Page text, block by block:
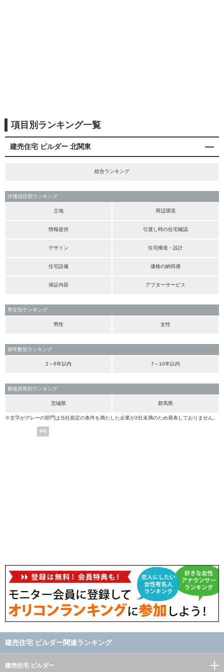
項目別ランキング一覧
建売住宅 ビルダー 北関東
総合ランキング
評価項目別ランキング
立地 周辺環境
情報提供 引渡し時の住宅確認
デザイン 住宅構造・設計
住宅設備 価格の納得感
保証内容 アフターサービス
男女別ランキング
男性 女性
築年数別ランキング
2～6年以内 7～10年以内
都道府県別ランキング
茨城県 群馬県
※文字がグレーの部門は当社規定の条件を満たした企業が2社未満のため発表しておりません。
PR
建売住宅 ビルダー関連ランキング
建売住宅 ビルダー